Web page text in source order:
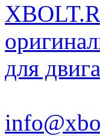
для